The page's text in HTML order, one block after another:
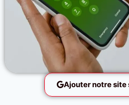
Ajouter notre site